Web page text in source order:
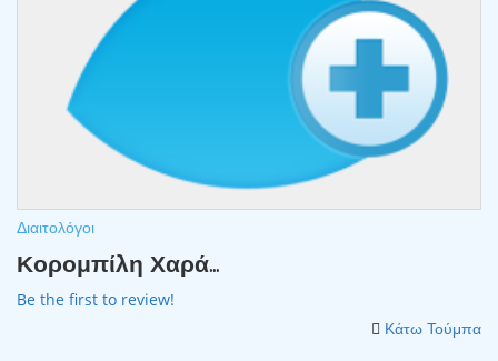
Διαιτολόγοι
Κορομπίλη Χαρά...
Be the first to review!
Κάτω Τούμπα